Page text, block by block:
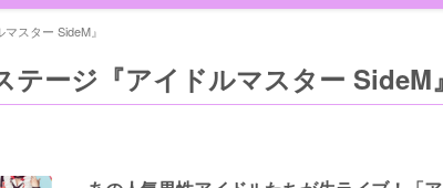
スター SideM』
テージ『アイドルマスター SideM』